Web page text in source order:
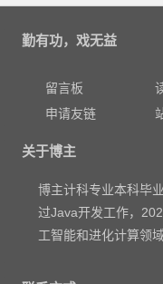
勤有功，戏无益
留言板
申请友链
关于博主
博主计科专业本科毕
过Java开发工作，
工智能和进化计算领域